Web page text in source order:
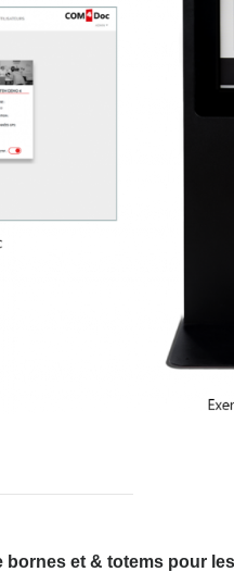
bornes et & totems pour